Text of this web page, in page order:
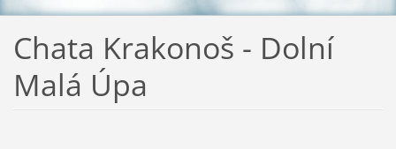
Chata Krakonoš - Dolní
Malá Úpa